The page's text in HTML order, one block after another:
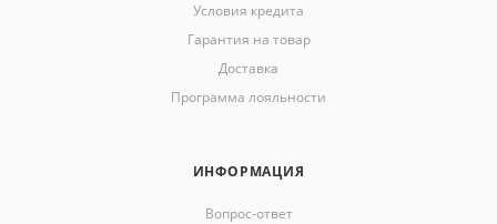
Условия кредита
Гарантия на товар
Доставка
Программа лояльности
ИНФОРМАЦИЯ
Вопрос-ответ